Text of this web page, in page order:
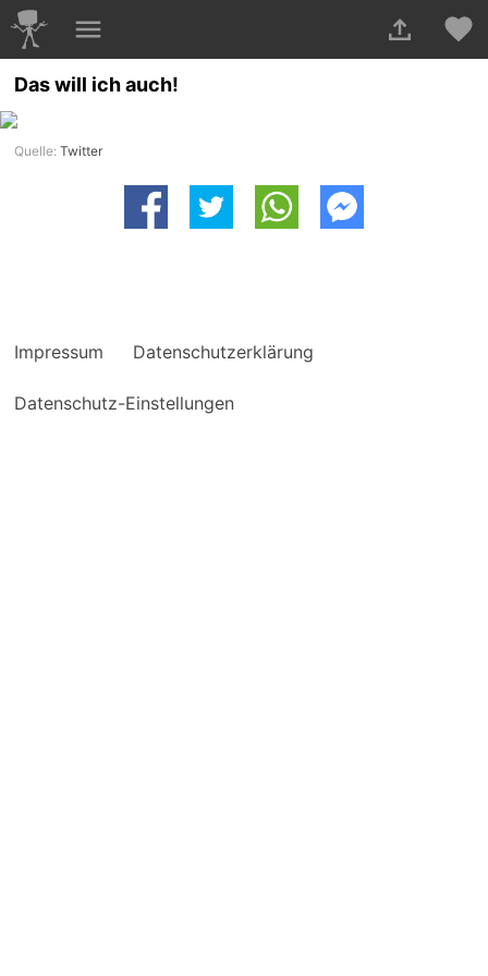
Das will ich auch!
Quelle:Twitter
Impressum Datenschutzerklärung
Datenschutz-Einstellungen